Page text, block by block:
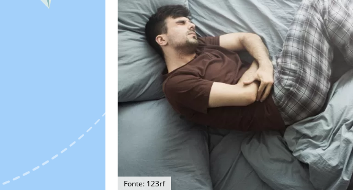
Fonte: 123rf